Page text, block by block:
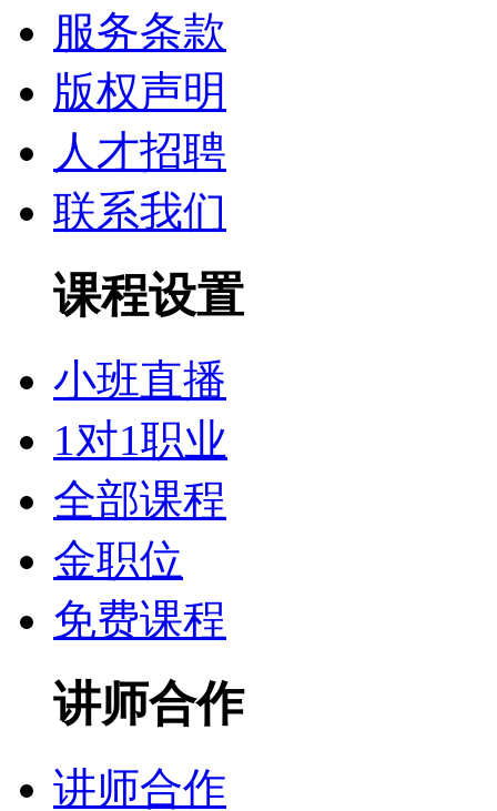
服务条款
版权声明
人才招聘
联系我们
课程设置
小班直播
1对1职业
全部课程
金职位
免费课程
讲师合作
讲师合作